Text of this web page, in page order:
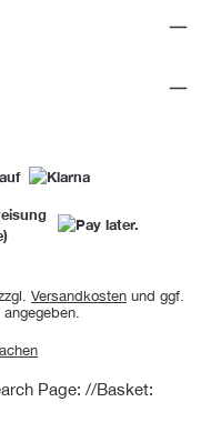
Versandkosten und ggf.
Page: //Basket: